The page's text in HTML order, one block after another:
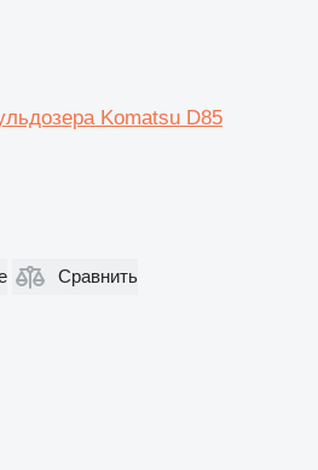
Komatsu D85
Сравнить